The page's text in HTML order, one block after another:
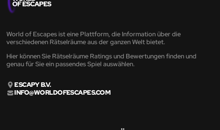
World of Escapes ist eine Plattform, die Information über die
verschiedenen Rätselräume aus der ganzen Welt bietet.
Hier können Sie Rätselräume Ratings und Bewertungen finden und
genau für Sie ein passendes Spiel auswählen.
ESCAPY B.V.
INFO@WORLDOFESCAPES.COM